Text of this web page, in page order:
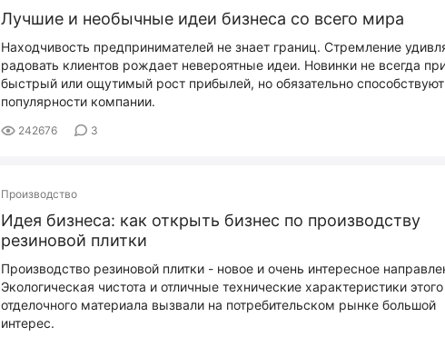
Лучшие и необычные идеи бизнеса со всего мира
Находчивость предпринимателей не знает границ. Стремление
радовать клиентов рождает невероятные идеи. Новинки не всегда
быстрый или ощутимый рост прибылей, но обязательно
популярности компании.
242676 3
Производство
Идея бизнеcа: как открыть бизнес по производству
резиновой плитки
Производство резиновой плитки - новое и очень интересное
Экологическая чистота и отличные технические характеристики этого
отделочного материала вызвали на потребительском рынке большой
интерес.